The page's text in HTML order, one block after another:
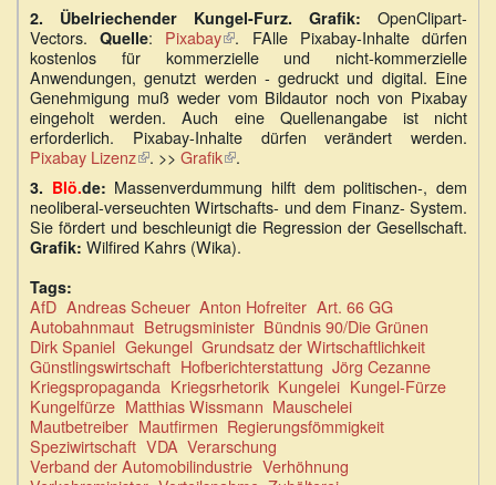
2. Übelriechender Kungel-Furz. Grafik: OpenClipart-
Vectors.Quelle: Pixabay(Link
ist
extern)
. FAlle Pixabay-Inhalte dürfen
kostenlos für kommerzielle und nicht-kommerzielle
Anwendungen, genutzt werden - gedruckt und digital. Eine
Genehmigung muß weder vom Bildautor noch von Pixabay
eingeholt werden. Auch eine Quellenangabe ist nicht
erforderlich. Pixabay-Inhalte dürfen verändert werden.
Pixabay Lizenz(Link
extern)
. >> Grafik(Link
extern)
.
3. Blö.de: Massenverdummung hilft dem politischen-, dem
neoliberal-verseuchten Wirtschafts- und dem Finanz- System.
Sie fördert und beschleunigt die Regression der Gesellschaft.
Grafik: Wilfired Kahrs (Wika).
Tags:
AfD Andreas Scheuer Anton Hofreiter Art. 66 GG
Autobahnmaut Betrugsminister Bündnis 90/Die Grünen
Dirk Spaniel Gekungel Grundsatz der Wirtschaftlichkeit
Günstlingswirtschaft Hofberichterstattung Jörg Cezanne
Kriegspropaganda Kriegsrhetorik Kungelei Kungel-Fürze
Kungelfürze Matthias Wissmann Mauschelei
Mautbetreiber Mautfirmen Regierungsfömmigkeit
Speziwirtschaft VDA Verarschung
Verband der Automobilindustrie Verhöhnung